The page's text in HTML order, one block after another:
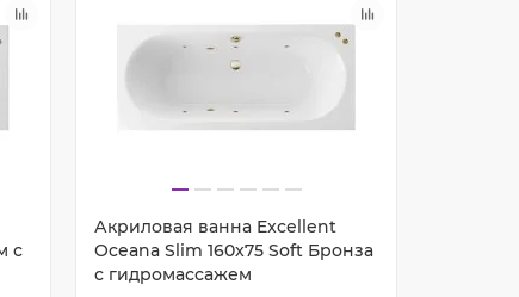
с
Акриловая ванна Excellent
Oceana Slim 160x75 Soft Бронза
с гидромассажем